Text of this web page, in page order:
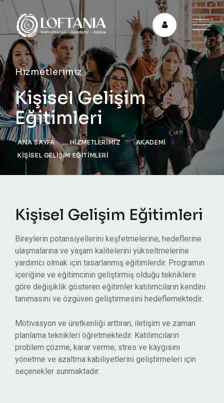
Hizmetlerimiz
Kişisel Gelişim
Eğitimleri
ANA SAYFA HIZMETLERIMIZ
AKADEMİ
KIŞISEL GELIŞIM EĞITIMLERI
Kişisel Gelişim Eğitimleri
Bireylerin potansiyellerini keşfetmelerine, hedeflerine
ulaşmalarına ve yaşam kalitelerini yükseltmelerine
yardımcı olmak için tasarlanmış eğitimlerdir. Programın
içeriğine ve eğitimcinin geliştirmiş olduğu tekniklere
göre değişiklik gösteren eğitimler katılımcıların kendini
tanımasını ve özgüven geliştirmesini hedeflemektedir.
Motivasyon ve üretkenliği arttıran, iletişim ve zaman
planlama teknikleri öğretmektedir. Katılımcıların
problem çözme, karar verme, stres ve kaygısını
yönetme ve azaltma kabiliyetlerini geliştirmeleri için
seçenekler sunmaktadır.